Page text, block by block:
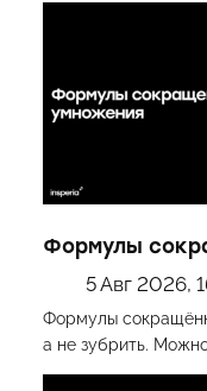
Формулы
5 Авг 2026,
Формулы
а не зубрить.